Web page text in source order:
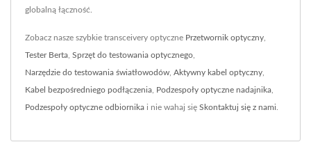
globalną łączność.
Zobacz nasze szybkie transceivery optyczne Przetwornik optyczny
Tester Berta Sprzęt do testowania optycznego
Narzędzie do testowania światłowodów Aktywny kabel optyczny
Kabel bezpośredniego podłączenia Podzespoły optyczne nadajnika
Podzespoły optyczne odbiornika i nie wahaj się Skontaktuj się z nami